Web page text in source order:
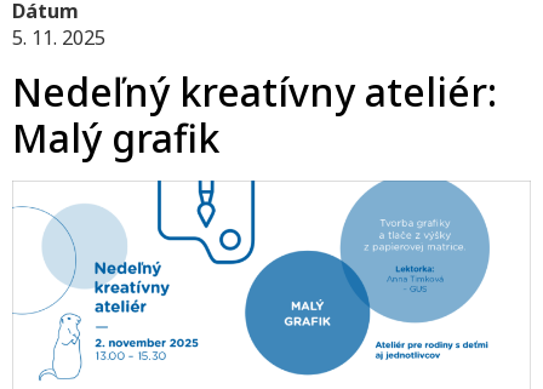
Dátum
5. 11. 2025
Nedeľný kreatívny ateliér:
Malý grafik